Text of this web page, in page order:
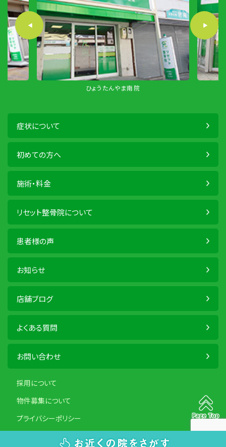
症状について
初めての方へ
施術・料金
リセット整骨院について
患者様の声
お知らせ
店舗ブログ
よくある質問
お問い合わせ
採用について
物件募集について
プライバシーポリシー